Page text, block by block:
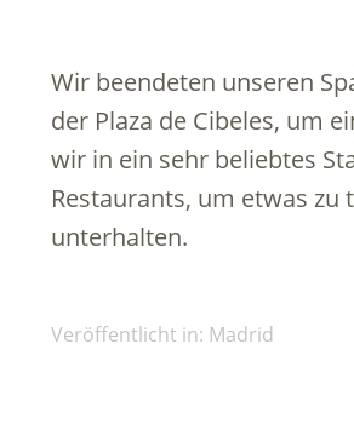
Wir beendeten unseren
der Plaza de Cibeles, um
wir in ein sehr beliebtes
Restaurants, um etwas zu
unterhalten.
Veröffentlicht in: Madrid